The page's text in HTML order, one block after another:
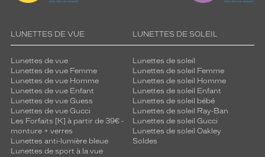
LUNETTES DE VUE
Lunettes de vue
Lunettes de vue Femme
Lunettes de vue Homme
Lunettes de vue Enfant
Lunettes de vue Guess
Lunettes de vue Gucci
Les Forfaits [K] à partir de 39€ -
monture + verres
Lunettes anti-lumière bleue
Lunettes de sport à la vue
LUNETTES DE SOLEIL
Lunettes de soleil
Lunettes de soleil Femme
Lunettes de soleil Homme
Lunettes de soleil Enfant
Lunettes de soleil bébé
Lunettes de soleil Ray-Ban
Lunettes de soleil Gucci
Lunettes de soleil Oakley
Soldes